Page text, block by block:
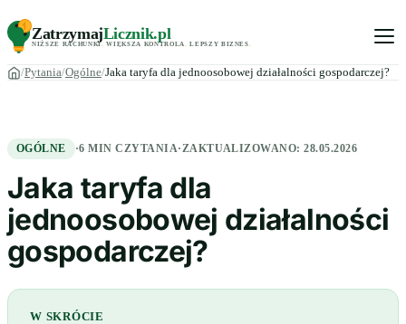
ZatrzymajLicznik.pl
NIŻSZE RACHUNKI. WIĘKSZA KONTROLA LEPSZY BIZNES
Pytania Ogólne Jaka taryfa dla jednoosobowej działalności gospodarczej?
OGÓLNE ·6 MIN CZYTANIA·ZAKTUALIZOWANO:28.05.2026
Jaka taryfa dla
jednoosobowej działalności
gospodarczej?
W SKRÓCIE